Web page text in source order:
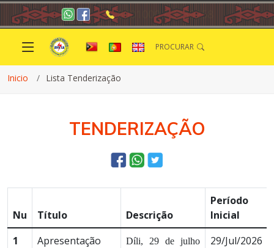
8001000 / 3339258
PROCURAR
Inicio Lista Tenderização
TENDERIZAÇÃO
Nu Título Descrição
Período
Inicial
1
Apresentação
Díli, 29 de julho
29/Jul/2026